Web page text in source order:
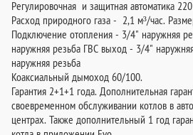
Регулировочная и защитная автоматика
Расход природного газа - 2,1 м³/час.
Подключение отопления - 3/4" наружняя
наружняя резьба ГВС выход - 3/4"
наружняя резьба
Коаксиальный дымоход 60/100.
Гарантия 2+1+1 года. Дополнительная
своевременном обслуживании котлов в
центрах. Также дополнительный 1 год